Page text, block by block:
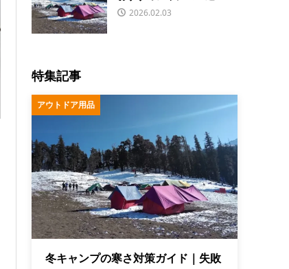
2026.02.03
特集記事
アウトドア用品
冬キャンプの寒さ対策ガイド｜失敗